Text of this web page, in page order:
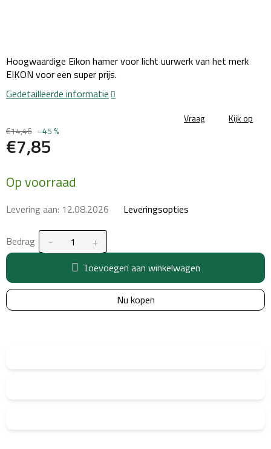
€14,46 –45 %
€7,85
prijs:
Op voorraad
Levering aan: 12.08.2026 Leveringsopties
Bedrag
Toevoegen aan winkelwagen
Nu kopen
Hoogwaardige Eikon hamer voor licht uurwerk van het merk
EIKON voor een super prijs.
Gedetailleerde informatie
Vraag Kijk op